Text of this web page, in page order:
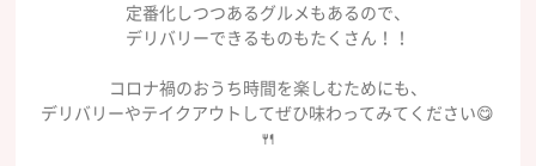
定番化しつつあるグルメもあるので、
デリバリーできるものもたくさん！！
コロナ禍のおうち時間を楽しむためにも、
デリバリーやテイクアウトしてぜひ味わってみてください😋
🍴